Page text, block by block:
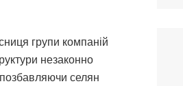
групи компаній
незаконно
позбавляючи селян